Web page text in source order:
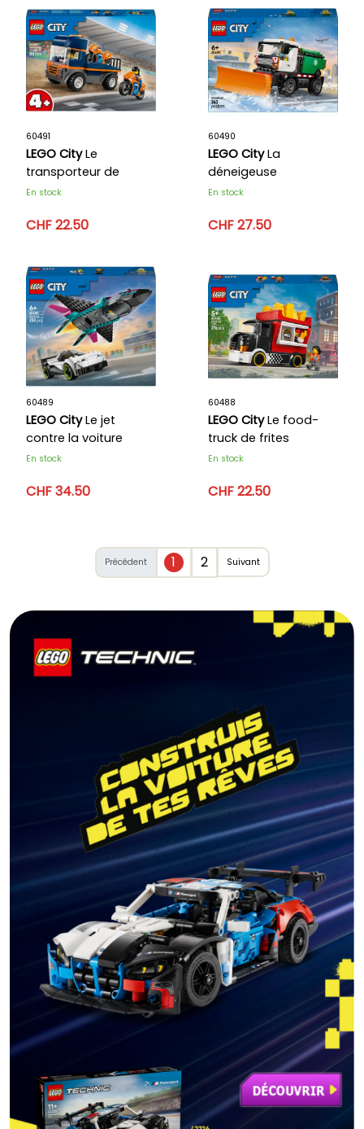
60491
LEGO CityLe
transporteur de
motos
En stock
CHF 22.50
60490
LEGO CityLa
déneigeuse
En stock
CHF 27.50
60489
LEGO CityLe jet
contre la voiture
En stock
CHF 34.50
60488
LEGO CityLe food-
truck de frites
En stock
CHF 22.50
Précédent 1 2 Suivant